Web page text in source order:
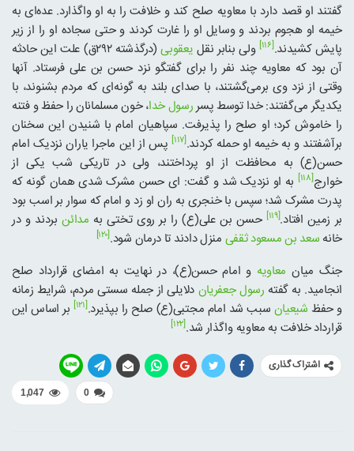
گفتند او قصد دارد با معاویه صلح کند و خلافت را به او واگذارد. عده‌ای به
خیمه او هجوم بردند و وسایل او را غارت کردند و حتی سجاده او را از زیر
پایش کشیدند.[۱۱۶] ولی بنابر نقل یعقوبی
(درگذشته ۲۹۲ق) علت این حادثه
آن بود که معاویه چند نفر را برای گفتگو نزد حسن بن علی فرستاد. آنها
وقتی از نزد وی برمی‌گشتند، با صدای بلند به گونه‌ای که مردم بشنوند، با
یکدیگر می‌گفتند: خدا توسط پسررسول خدا، خون مسلمانان را حفظ و فتنه
را خاموش کرد؛ او صلح را پذیرفت. سپاهیان امام با شنیدن این سخنان
برآشفتند و به خیمه او حمله کردند.[۱۱۷]
پس از این ماجرا یاران نزدیک امام
حسن(ع) به محافظت از او پرداختند، ولی در تاریکی شب یکی از
خوارج[۱۱۸]
به او نزدیک شد و گفت: ای حسن مشرک شدی همان گونه که
پدرت مشرک شد؛ سپس با خنجری به ران او زد و امام که سوار بر اسب بود
بر زمین افتاد.[۱۱۹] حسن بن علی(ع) را بر روی تختی به مدائنبردند و در
خانه سعد بن مسعود ثقفی منزل دادند تا درمان شود.[۱۲۰]
جنگ میان معاویه و امام حسن(ع)، در نهایت به امضای قرارداد صلح
انجامید. به گفته رسول جعفریان دلایلی از جمله سستی مردم، شرایط زمانه
و حفظ شیعیان سبب شد امام مجتبی(ع) صلح را بپذیرد.[۱۲۱]
بر اساس این
قرارداد خلافت به معاویه واگذار شد.[۱۲۲]
اشتراک گذاری
0
1,047